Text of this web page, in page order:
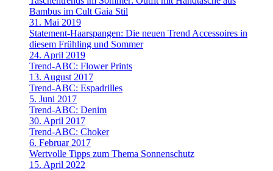
Bambus im Cult Gaia Stil
31. Mai 2019
Statement-Haarspangen: Die neuen Trend Accessoires in
diesem Frühling und Sommer
24. April 2019
Trend-ABC: Flower Prints
13. August 2017
Trend-ABC: Espadrilles
5. Juni 2017
Trend-ABC: Denim
30. April 2017
Trend-ABC: Choker
6. Februar 2017
Wertvolle Tipps zum Thema Sonnenschutz
15. April 2022